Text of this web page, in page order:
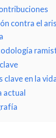
contra el
clave en la
actual